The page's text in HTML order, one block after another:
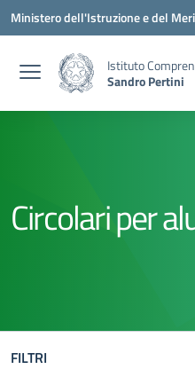
Vai ai contenuti
Vai al menu di navigazione
Vai al footer
Ministero dell'Istruzione e del
Istituto
Sandro Pertini
Circolari per
FILTRI